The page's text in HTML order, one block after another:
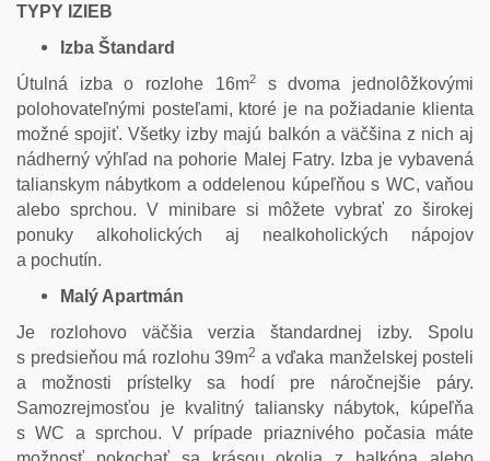
TYPY IZIEB
Izba Štandard
Útulná izba o rozlohe 16m2s dvoma jednolôžkovými
polohovateľnými posteľami, ktoré je na požiadanie klienta
možné spojiť. Všetky izby majú balkón a väčšina z nich aj
nádherný výhľad na pohorie Malej Fatry. Izba je vybavená
talianskym nábytkom a oddelenou kúpeľňou s WC, vaňou
alebo sprchou. V minibare si môžete vybrať zo širokej
ponuky alkoholických aj nealkoholických nápojov
a pochutín.
Malý Apartmán
Je rozlohovo väčšia verzia štandardnej izby. Spolu
s predsieňou má rozlohu 39m2 a vďaka manželskej posteli
a možnosti prístelky sa hodí pre náročnejšie páry.
Samozrejmosťou je kvalitný taliansky nábytok, kúpeľňa
s WC a sprchou. V prípade priaznivého počasia máte